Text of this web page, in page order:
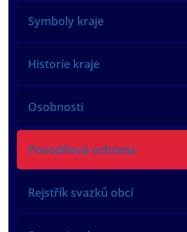
Symboly kraje
Historie kraje
Osobnosti
Povodňová ochrana
Rejstřík svazků obcí